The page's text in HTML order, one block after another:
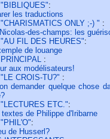
"BIBLIQUES":
les traductions
"CHARISMATICS ONLY ;-) " :
des-champs: les
"AU FIL DES HEURES":
de louange
PRINCIPAL :
aux modélisateurs!
"LE CROIS-TU?" :
demander quelque chose
"LECTURES ETC.":
de Philippe d'Iribarne
"PHIL'O":
de Husserl?